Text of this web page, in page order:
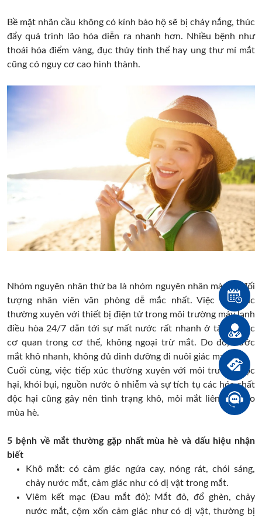
Bề mặt nhãn cầu không có kính bảo hộ sẽ bị cháy nắng, thúc
đẩy quá trình lão hóa diễn ra nhanh hơn. Nhiều bệnh như
thoái hóa điểm vàng, đục thủy tinh thể hay ung thư mí mắt
cũng có nguy cơ cao hình thành.
Nhóm nguyên nhân thứ ba là nhóm nguyên nhân mà các đối
tượng nhân viên văn phòng dễ mắc nhất. Việc tiếp xúc
thường xuyên với thiết bị điện tử trong môi trường máy lạnh
điều hòa 24/7 dẫn tới sự mất nước rất nhanh ở tất cả các
cơ quan trong cơ thể, không ngoại trừ mắt. Do đó, nước
mắt khô nhanh, không đủ dinh dưỡng đi nuôi giác mạc.
Cuối cùng, việc tiếp xúc thường xuyên với môi trường độc
hại, khói bụi, nguồn nước ô nhiễm và sự tích tụ các hóa chất
độc hại cũng gây nên tình trạng khô, mỏi mắt liên tục vào
mùa hè.
5 bệnh về mắt thường gặp nhất mùa hè và dấu hiệu nhận
biết
Khô mắt: có cảm giác ngứa cay, nóng rát, chói sáng,
chảy nước mắt, cảm giác như có dị vật trong mắt.
Viêm kết mạc (Đau mắt đỏ): Mắt đỏ, đổ ghèn, chảy
nước mắt, cộm xốn cảm giác như có dị vật, thường bị